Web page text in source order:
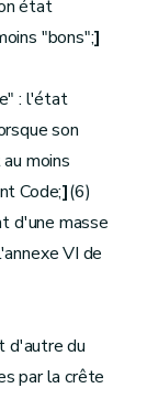
état
"bons";]
: l'état
son
moins
Code;](6)
d'une masse
VI de
d'autre du
par la crête